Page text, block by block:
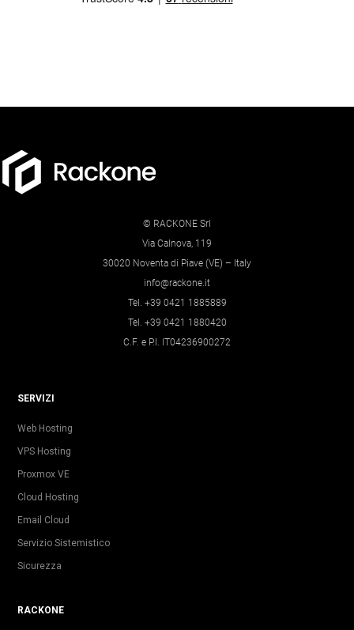
© RACKONE Srl
Via Calnova, 119
30020 Noventa di Piave (VE) – Italy
info@rackone.it
Tel. +39 0421 1885889
Tel. +39 0421 1880420
C.F. e P.I. IT04236900272
SERVIZI
Web Hosting
VPS Hosting
Proxmox VE
Cloud Hosting
Email Cloud
Servizio Sistemistico
Sicurezza
RACKONE